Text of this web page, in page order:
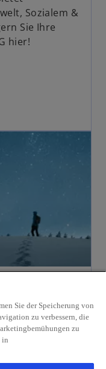
Sozialem &
Sie Ihre
hier!
— erfahren Sie,
können, um
zu erfüllen und
zu wachsen.
Sie der Speicherung von
zu verbessern, die
zu
in